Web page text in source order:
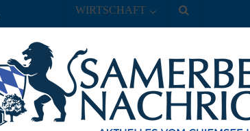
WIRTSCHAFT